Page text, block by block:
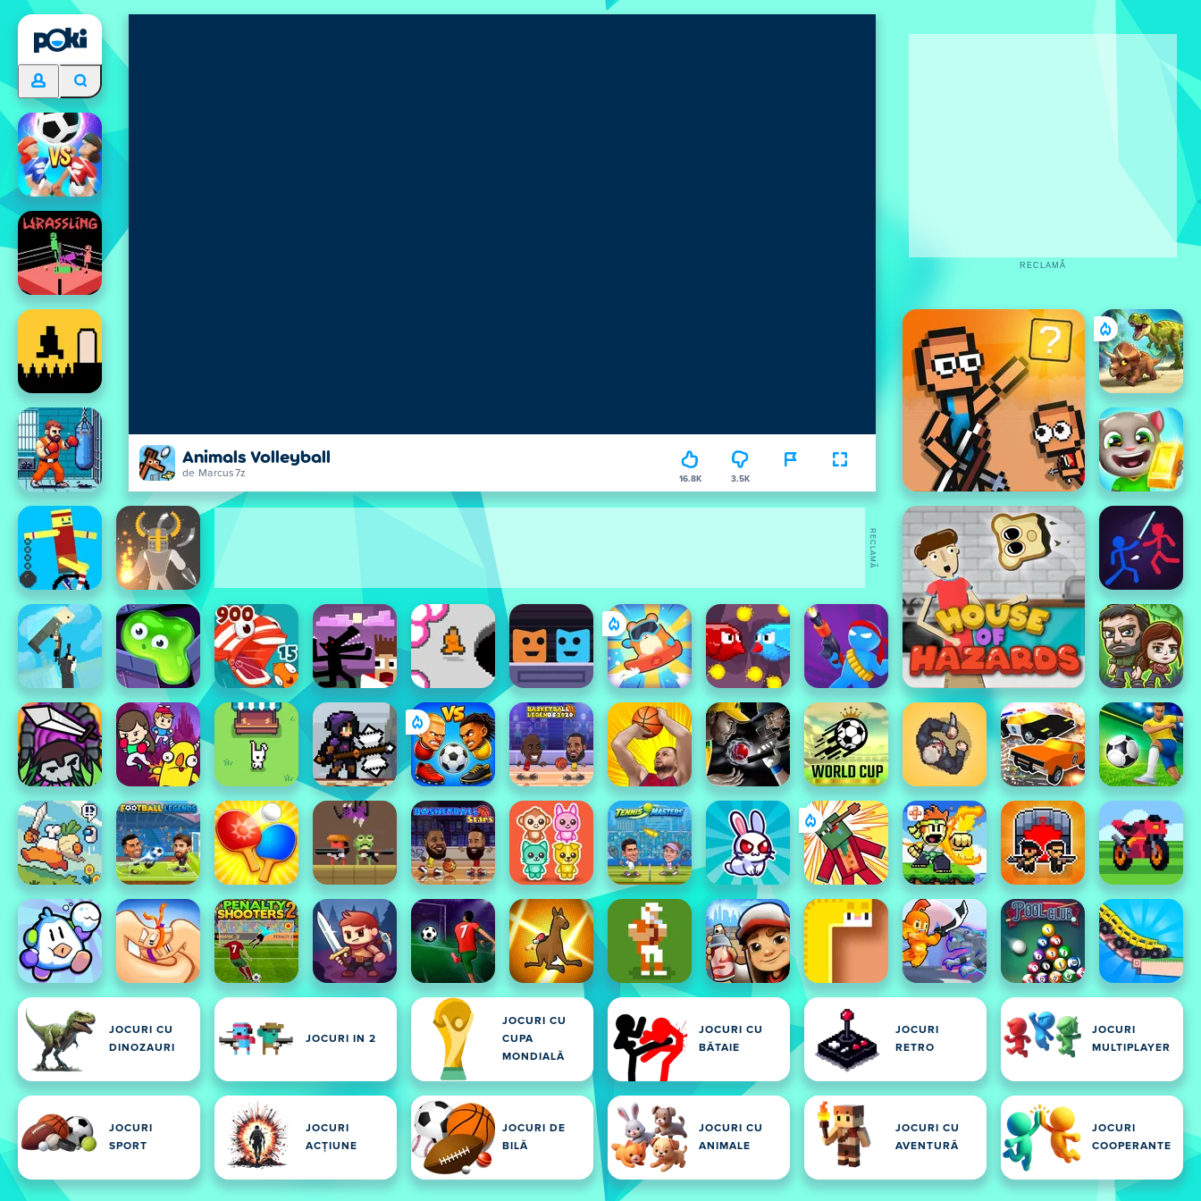
Animals Volleyball
de Marcus7z 16.8K 3.5K
JOCURI CU
DINOZAURI
JOCURI IN 2
JOCURI CU
CUPA
MONDIALĂ
JOCURI CU
BĂTAIE
JOCURI
RETRO
JOCURI
MULTIPLAYER
JOCURI
SPORT
JOCURI
ACȚIUNE
JOCURI DE
BILĂ
JOCURI CU
ANIMALE
JOCURI CU
AVENTURĂ
JOCURI
COOPERANTE
RECLAMĂ
RECLAMĂ